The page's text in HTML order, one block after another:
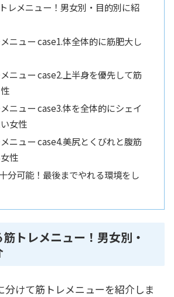
レメニュー！男女別・目的別に紹
ニュー case1.体全体的に筋肥大し
ニュー case2.上半身を優先して筋
ニュー case3.体を全体的にシェイ
女性
ニュー case4.美尻とくびれと腹筋
性
分可能！最後までやれる環境をし
トレメニュー！男女別・
分けて筋トレメニューを紹介しま